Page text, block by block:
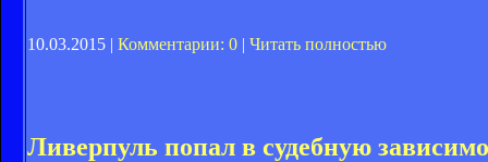
10.03.2015 | Комментарии: 0 | Читать полностью
Ливерпуль попал в судебную